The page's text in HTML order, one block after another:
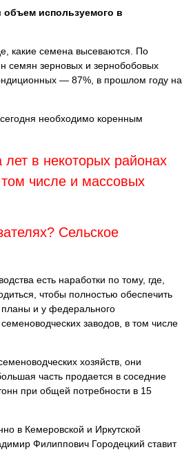
используемого в
какие семена высеваются. По
семян зерновых и зернобобовых
— 87%, в прошлом году на
необходимо коренным
в некоторых районах
числе и массовых
Сельское
есть наработки по тому, где,
чтобы полностью обеспечить
планы и у федерального
заводов, в том числе
хозяйств, они
часть продается в соседние
при общей потребности в 15
в Кемеровской и Иркутской
Филиппович Городецкий ставит